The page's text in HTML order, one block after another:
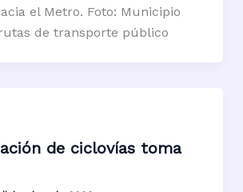
el Metro. Foto: Municipio
de transporte público
de ciclovías toma